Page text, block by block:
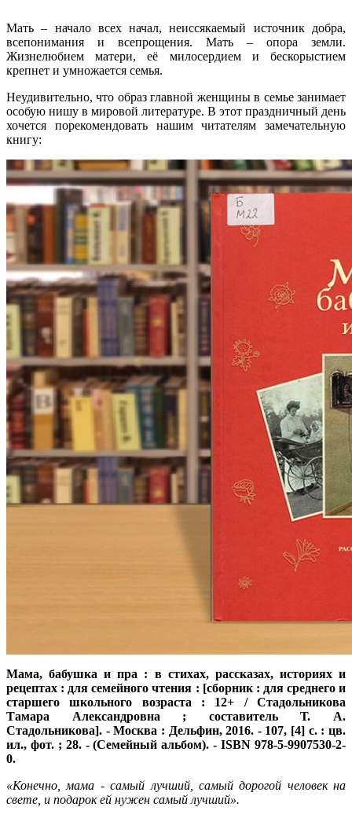
Мать – начало всех начал, неиссякаемый источник добра,
всепонимания и всепрощения. Мать – опора земли.
Жизнелюбием матери, её милосердием и бескорыстием
крепнет и умножается семья.
Неудивительно, что образ главной женщины в семье занимает
особую нишу в мировой литературе. В этот праздничный день
хочется порекомендовать нашим читателям замечательную
книгу:
Мама, бабушка и пра : в стихах, рассказах, историях и
рецептах : для семейного чтения : [сборник : для среднего и
старшего школьного возраста : 12+ / Стадольникова
Тамара Александровна ; составитель Т. А.
Стадольникова]. - Москва : Дельфин, 2016. - 107, [4] с. : цв.
ил., фот. ; 28. - (Семейный альбом). - ISBN 978-5-9907530-2-
0.
«Конечно, мама - самый лучший, самый дорогой человек на
свете, и подарок ей нужен самый лучший».